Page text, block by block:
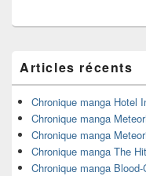
principale
de
widget
pour
barre
latérale
Articles récents
Chronique manga Hotel
Chronique manga
Chronique manga
Chronique manga The
Chronique manga